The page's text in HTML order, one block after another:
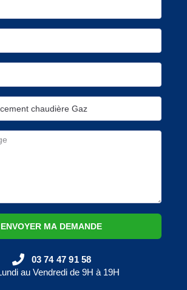
ENVOYER MA DEMANDE
03 74 47 91 58
au Vendredi de 9H à 19H